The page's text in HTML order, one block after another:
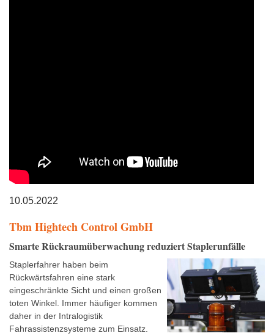
10.05.2022
Tbm Hightech Control GmbH
Smarte Rückraumüberwachung reduziert Staplerunfälle
Staplerfahrer haben beim
Rückwärtsfahren eine stark
eingeschränkte Sicht und einen großen
toten Winkel. Immer häufiger kommen
daher in der Intralogistik
Fahrassistenzsysteme zum Einsatz.